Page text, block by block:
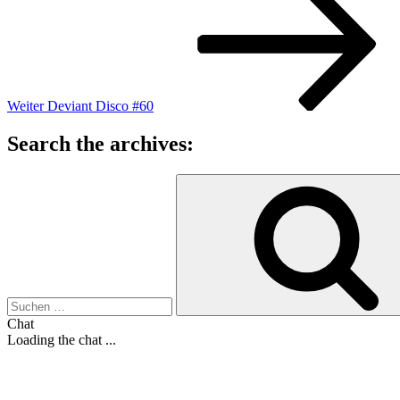
Weiter Deviant Disco #60
Search the archives:
Chat
Loading the chat ...